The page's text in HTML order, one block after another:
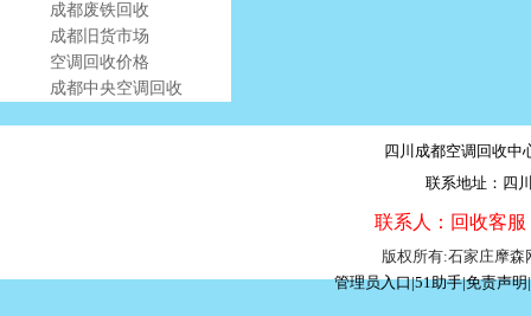
成都废铁回收
成都旧货市场
空调回收价格
成都中央空调回收
四川成都空调回收中
联系地址：四
联系人：回收客
版权所有:石家庄摩
管理员入口|51助手|免责声明|